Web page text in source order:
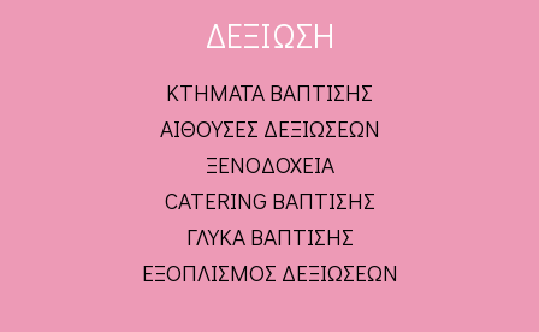
ΔΕΞΙΩΣΗ
ΚΤΗΜΑΤΑ ΒΑΠΤΙΣΗΣ
ΑΙΘΟΥΣΕΣ ΔΕΞΙΩΣΕΩΝ
ΞΕΝΟΔΟΧΕΙΑ
CATERING ΒΑΠΤΙΣΗΣ
ΓΛΥΚΑ ΒΑΠΤΙΣΗΣ
ΕΞΟΠΛΙΣΜΟΣ ΔΕΞΙΩΣΕΩΝ